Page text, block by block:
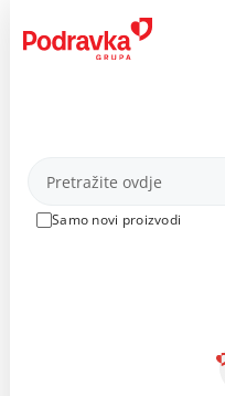
content
Proizvodi
Samo novi proizvodi